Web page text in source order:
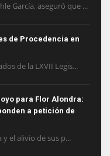
García, aseguró que ...
de Procedencia en
de la LXVII Legis...
para Flor Alondra:
a petición de
el alivio de sus p...